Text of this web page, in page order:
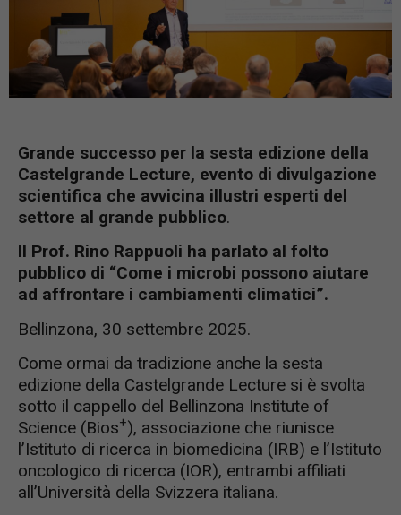
Grande successo per la sesta edizione della
Castelgrande Lecture, evento di divulgazione
scientifica che avvicina illustri esperti del
settore al grande pubblico.
Il Prof. Rino Rappuoli ha parlato al folto
pubblico di “Come i microbi possono aiutare
ad affrontare i cambiamenti climatici”.
Bellinzona, 30 settembre 2025.
Come ormai da tradizione anche la sesta
edizione della Castelgrande Lecture si è svolta
sotto il cappello del Bellinzona Institute of
Science (Bios+), associazione che riunisce
l’Istituto di ricerca in biomedicina (IRB) e l’Istituto
oncologico di ricerca (IOR), entrambi affiliati
all’Università della Svizzera italiana.